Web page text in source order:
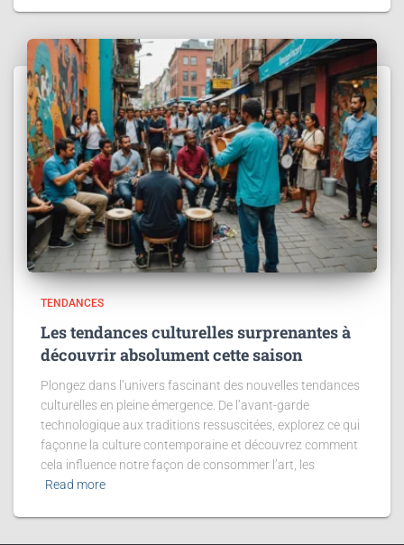
TENDANCES
Les tendances culturelles surprenantes à
découvrir absolument cette saison
Plongez dans l’univers fascinant des nouvelles tendances
culturelles en pleine émergence. De l’avant-garde
technologique aux traditions ressuscitées, explorez ce qui
façonne la culture contemporaine et découvrez comment
cela influence notre façon de consommer l’art, les
Read more